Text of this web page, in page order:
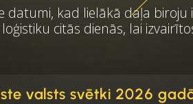
datumi, kad lielākā daļa biroju
citās dienās, lai
valsts svētki 2026